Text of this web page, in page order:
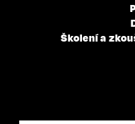
Školení a